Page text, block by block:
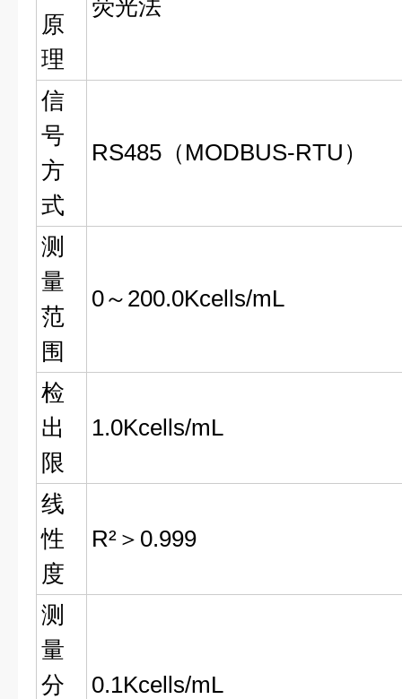
原
理
荧光法
信
号
方
式
RS485（MODBUS-RTU）
测
量
范
围
0～200.0Kcells/mL
检
出
限
1.0Kcells/mL
线
性
度
R²＞0.999
测
量
分
0.1Kcells/mL